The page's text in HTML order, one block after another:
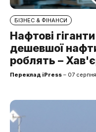
БІЗНЕС & ФІНАНСИ
Нафтові
дешевшої
роблять –
Переклад iPress – 07